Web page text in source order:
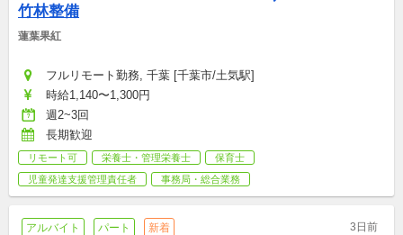
竹林整備
蓮葉果紅
フルリモート勤務, 千葉 [千葉市/土気駅]
時給1,140〜1,300円
週2~3回
長期歓迎
リモート可 栄養士・管理栄養士
保育士
児童発達支援管理責任者
事務局・総合業務
アルバイト パート 新着 3日前